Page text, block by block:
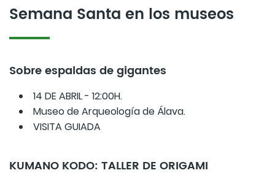
Semana Santa en los museos
Sobre espaldas de gigantes
14 DE ABRIL - 12:00H.
Museo de Arqueología de Álava.
VISITA GUIADA
KUMANO KODO: TALLER DE ORIGAMI